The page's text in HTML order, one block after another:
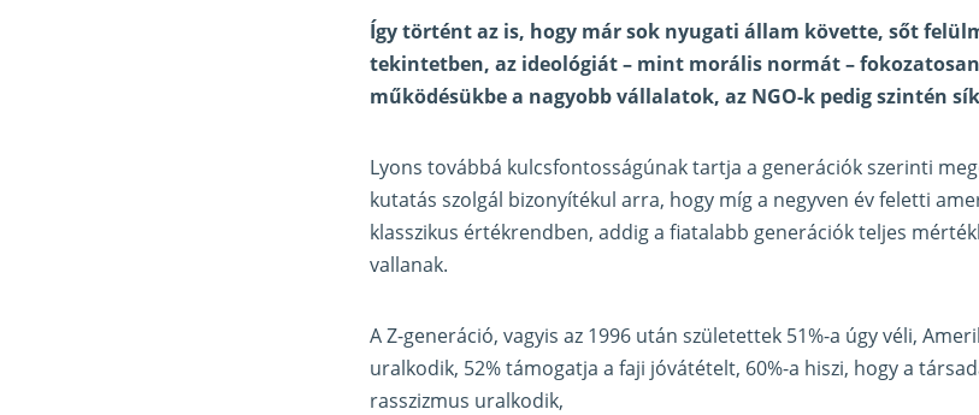
Így történt az is, hogy már sok nyugati állam követte, sőt
tekintetben, az ideológiát – mint morális normát –
működésükbe a nagyobb vállalatok, az NGO-k pedig szintén
Lyons továbbá kulcsfontosságúnak tartja a generációk szerinti
kutatás szolgál bizonyítékul arra, hogy míg a negyven év feletti
klasszikus értékrendben, addig a fiatalabb generációk teljes
vallanak.
A Z-generáció, vagyis az 1996 után születettek 51%-a úgy véli,
uralkodik, 52% támogatja a faji jóvátételt, 60%-a hiszi, hogy a
rasszizmus uralkodik,